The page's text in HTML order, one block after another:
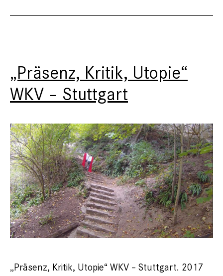
„Präsenz, Kritik, Utopie“
WKV – Stuttgart
„Präsenz, Kritik, Utopie“ WKV – Stuttgart. 2017